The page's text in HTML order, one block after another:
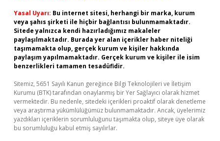
Yasal Uyarı: Bu internet sitesi, herhangi bir marka, kurum
veya şahıs şirketi ile hiçbir bağlantısı bulunmamaktadır.
Sitede yalnızca kendi hazırladığımız makaleler
paylaşılmaktadır. Burada yer alan içerikler haber niteliği
taşımamakta olup, gerçek kurum ve kişiler hakkında
paylaşım yapılmamaktadır. Gerçek kurum ve kişiler ile isim
benzerlikleri tamamen tesadüfidir.
Sitemiz, 5651 Sayılı Kanun gereğince Bilgi Teknolojileri ve İletişim
Kurumu (BTK) tarafından onaylanmış bir Yer Sağlayıcı olarak hizmet
vermektedir. Bu nedenle, sitedeki içerikleri proaktif olarak denetleme
veya araştırma yükümlülüğümüz bulunmamaktadır. Ancak, üyelerimiz
yazdıkları içeriklerin sorumluluğunu taşımakta olup, siteye üye olarak
bu sorumluluğu kabul etmiş sayılırlar.